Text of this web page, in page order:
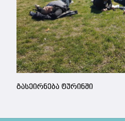
გასეირნება ტურინში